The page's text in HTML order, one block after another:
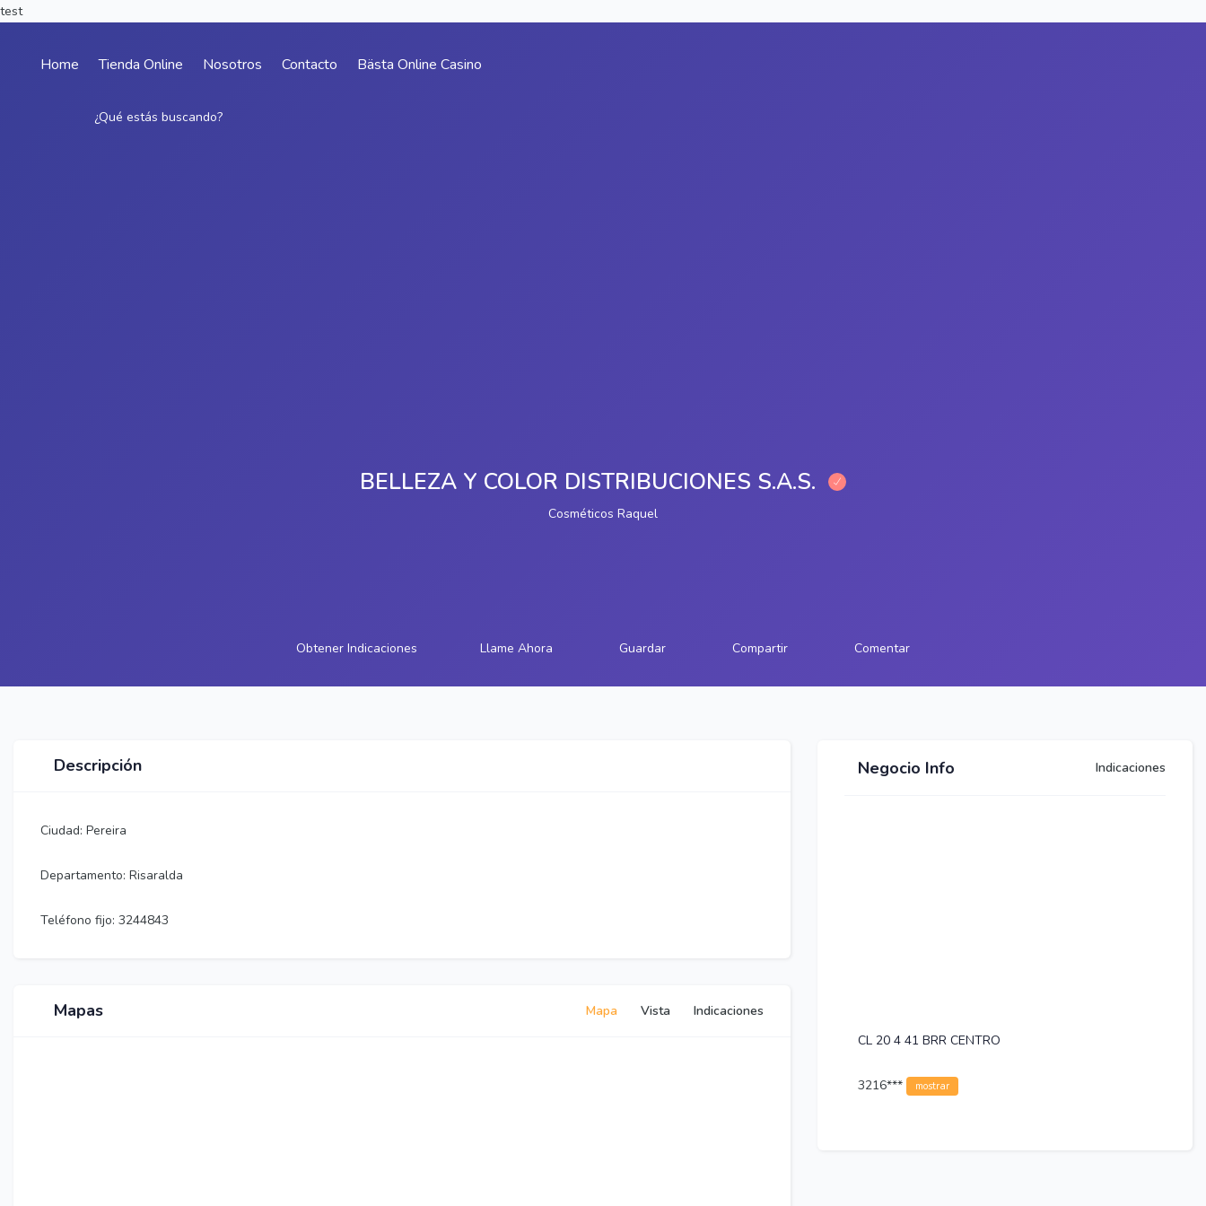
test
Home Tienda Online Nosotros Contacto Bästa Online Casino
BELLEZA Y COLOR DISTRIBUCIONES S.A.S.
Cosméticos Raquel
Obtener Indicaciones Llame Ahora Guardar Compartir Comentar
Descripción
Ciudad: Pereira
Departamento: Risaralda
Teléfono fijo: 3244843
Mapas Mapa Vista Indicaciones
Negocio Info Indicaciones
CL 20 4 41 BRR CENTRO
3216*** mostrar